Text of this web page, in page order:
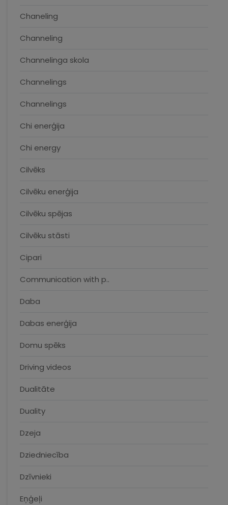
Chaneling
Channeling
Channelinga skola
Channelings
Channelings
Chi enerģija
Chi energy
Cilvēks
Cilvēku enerģija
Cilvēku spējas
Cilvēku stāsti
Cipari
Communication with p..
Daba
Dabas enerģija
Domu spēks
Driving videos
Dualitāte
Duality
Dzeja
Dziedniecība
Dzīvnieki
Eņģeļi